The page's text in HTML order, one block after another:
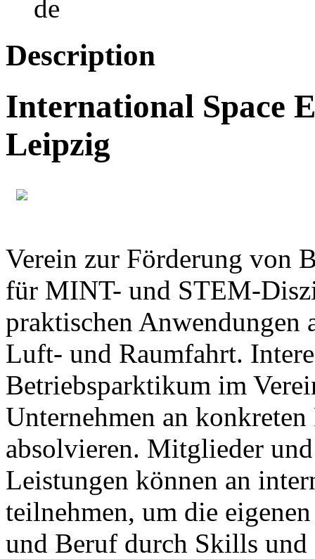
Description
International Space
Leipzig
Verein zur Förderung von
für MINT- und STEM-
praktischen Anwendungen
Luft- und Raumfahrt.
Betriebsparktikum im
Unternehmen an
absolvieren. Mitglieder
Leistungen können an
teilnehmen, um die
und Beruf durch Skills und